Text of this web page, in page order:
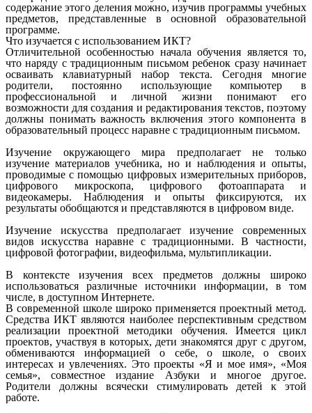
содержание этого деления можно, изучив программы учебных
предметов, представленные в основной образовательной
программе.
Что изучается с использованием ИКТ?
Отличительной особенностью начала обучения является то,
что наряду с традиционным письмом ребенок сразу начинает
осваивать клавиатурный набор текста. Сегодня многие
родители, постоянно использующие компьютер в
профессиональной и личной жизни понимают его
возможности для создания и редактирования текстов, поэтому
должны понимать важность включения этого компонента в
образовательный процесс наравне с традиционным письмом.
Изучение окружающего мира предполагает не только
изучение материалов учебника, но и наблюдения и опыты,
проводимые с помощью цифровых измерительных приборов,
цифрового микроскопа, цифрового фотоаппарата и
видеокамеры. Наблюдения и опыты фиксируются, их
результаты обобщаются и представляются в цифровом виде.
Изучение искусства предполагает изучение современных
видов искусства наравне с традиционными. В частности,
цифровой фотографии, видеофильма, мультипликации.
В контексте изучения всех предметов должны широко
использоваться различные источники информации, в том
числе, в доступном Интернете.
В современной школе широко применяется проектный метод.
Средства ИКТ являются наиболее перспективным средством
реализации проектной методики обучения. Имеется цикл
проектов, участвуя в которых, дети знакомятся друг с другом,
обмениваются информацией о себе, о школе, о своих
интересах и увлечениях. Это проекты «Я и мое имя», «Моя
семья», совместное издание Азбуки и многое другое.
Родители должны всячески стимулировать детей к этой
работе.